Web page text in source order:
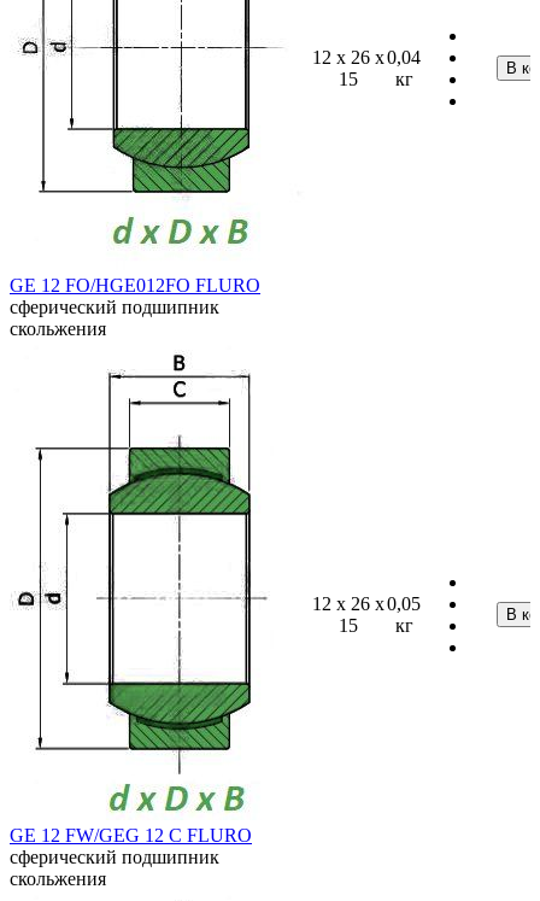
GE 12 FO/HGE012FO FLURO
сферический подшипник
скольжения
12 x 26 x
15
0,04
кг
GE 12 FW/GEG 12 C FLURO
сферический подшипник
скольжения
12 x 26 x
15
0,05
кг